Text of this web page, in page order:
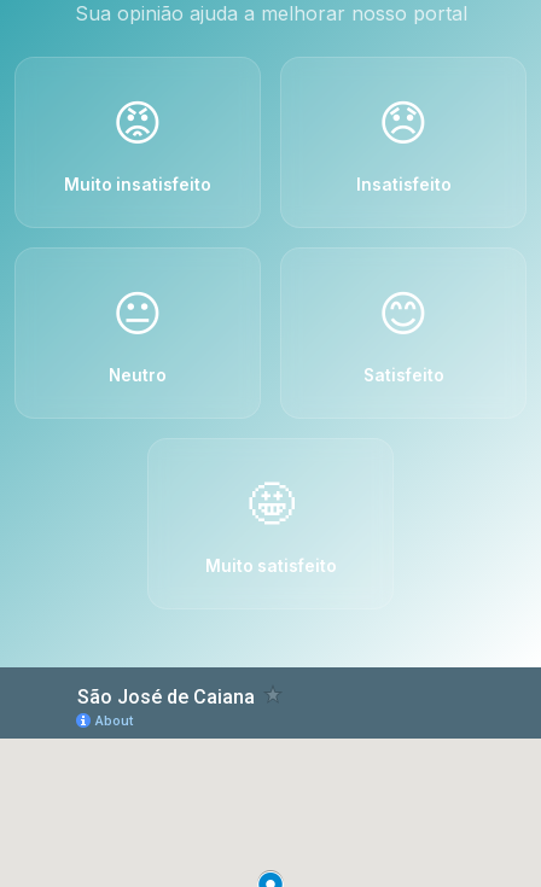
Sua opinião ajuda a melhorar nosso portal
😡
Muito insatisfeito
😞
Insatisfeito
😐
Neutro
😊
Satisfeito
🤩
Muito satisfeito